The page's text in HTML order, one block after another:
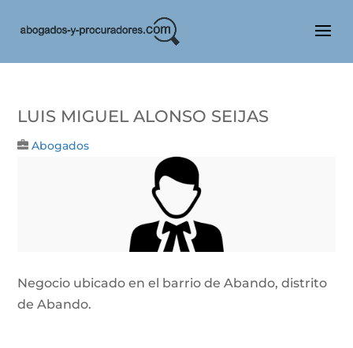
Luis Miguel Alonso Seijas
Abogados
Negocio ubicado en el barrio de Abando, distrito
de Abando.